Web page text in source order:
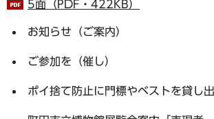
5面（PDF・422KB）
お知らせ（ご案内）
ご参加を（催し）
ポイ捨て防止に門標やベストを貸し